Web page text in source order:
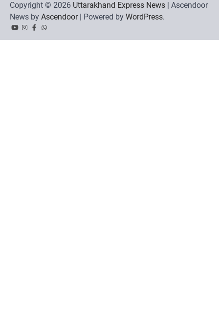
Copyright © 2026 Uttarakhand Express News | Ascendoor
News by Ascendoor| Powered by WordPress.
YouTubeInstagram
Facebook
Whatsapp